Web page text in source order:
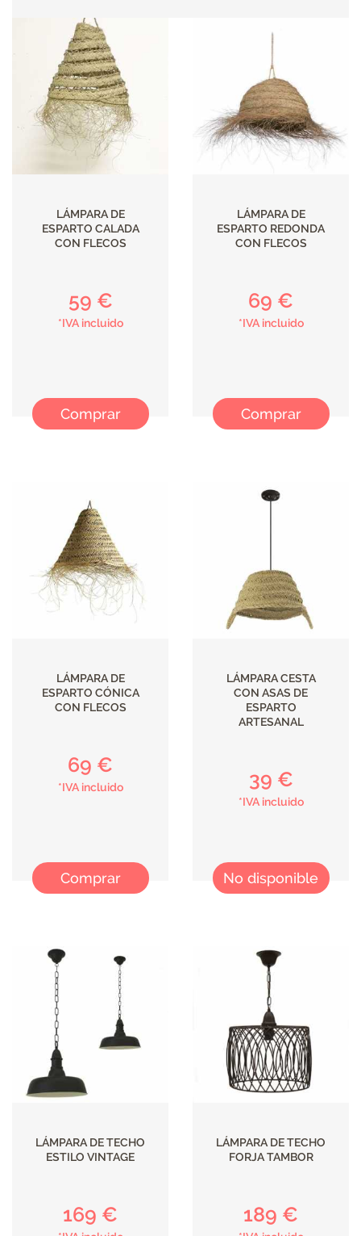
NUEVO
KIDS
ILUMINACIÓN
LÁMPARA DE
ESPARTO CALADA
CON FLECOS
59 €
*IVA incluido
Comprar
LÁMPARA DE
ESPARTO REDONDA
CON FLECOS
69 €
*IVA incluido
Comprar
LÁMPARA DE
ESPARTO CÓNICA
CON FLECOS
69 €
*IVA incluido
Comprar
LÁMPARA CESTA
CON ASAS DE
ESPARTO
ARTESANAL
39 €
*IVA incluido
No disponible
LÁMPARA DE TECHO
ESTILO VINTAGE
169 €
LÁMPARA DE TECHO
FORJA TAMBOR
189 €